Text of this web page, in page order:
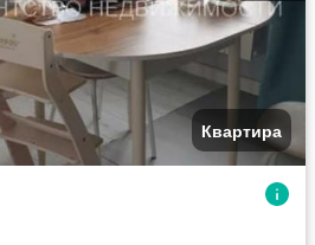
Квартира